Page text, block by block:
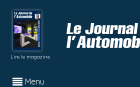
Lire le magazine
Menu